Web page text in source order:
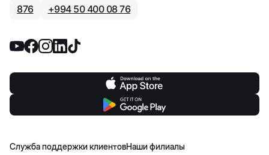
876 +994 50 400 08 76
Служба поддержки клиентовНаши филиалы